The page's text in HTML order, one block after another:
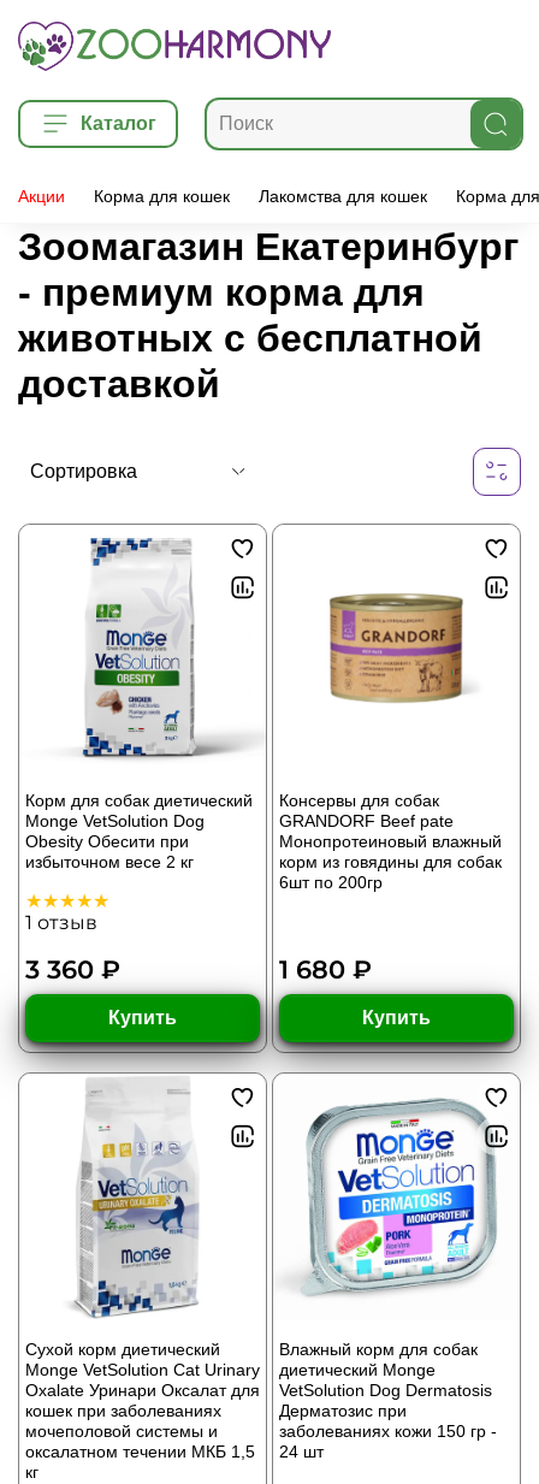
Каталог
Акции Корма для кошек Лакомства для кошек Корма
Зоомагазин Екатеринбург
- премиум корма для
животных с бесплатной
доставкой
Корм для собак диетический
Monge VetSolution Dog
Obesity Обесити при
избыточном весе 2 кг
1 отзыв
3 360 ₽
Купить
Консервы для собак
GRANDORF Beef pate
Монопротеиновый влажный
корм из говядины для собак
6шт по 200гр
1 680 ₽
Купить
Сухой корм диетический
Monge VetSolution Cat Urinary
Oxalate Уринари Оксалат для
кошек при заболеваниях
мочеполовой системы и
оксалатном течении МКБ 1,5
кг
Влажный корм для собак
диетический Monge
VetSolution Dog Dermatosis
Дерматозис при
заболеваниях кожи 150 гр -
24 шт